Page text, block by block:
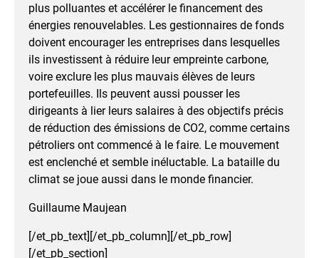
plus polluantes et accélérer le financement des
énergies renouvelables. Les gestionnaires de fonds
doivent encourager les entreprises dans lesquelles
ils investissent à réduire leur empreinte carbone,
voire exclure les plus mauvais élèves de leurs
portefeuilles. Ils peuvent aussi pousser les
dirigeants à lier leurs salaires à des objectifs précis
de réduction des émissions de CO2, comme certains
pétroliers ont commencé à le faire. Le mouvement
est enclenché et semble inéluctable. La bataille du
climat se joue aussi dans le monde financier.
Guillaume Maujean
[/et_pb_text][/et_pb_column][/et_pb_row]
[/et_pb_section]